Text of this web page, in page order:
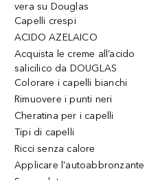
vera su Douglas
Capelli crespi
ACIDO AZELAICO
Acquista le creme all’acido
salicilico da DOUGLAS
Colorare i capelli bianchi
Rimuovere i punti neri
Cheratina per i capelli
Tipi di capelli
Ricci senza calore
Applicare l'autoabbronzante